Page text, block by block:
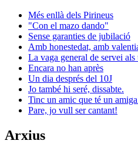
Més enllà dels Pirineus
"Con el mazo dando"
Sense garanties de jubilació
Amb honestedat, amb
La vaga general de servei als
Encara no han après
Un dia després del 10J
Jo també hi seré, dissabte.
Tinc un amic que té un
Pare, jo vull ser cantant!
Arxius